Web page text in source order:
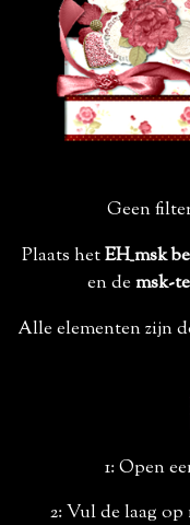
Geen
Plaats hetEH_msk
en de msk-
Alle elementen zijn
1: Open
2: Vul de laag op